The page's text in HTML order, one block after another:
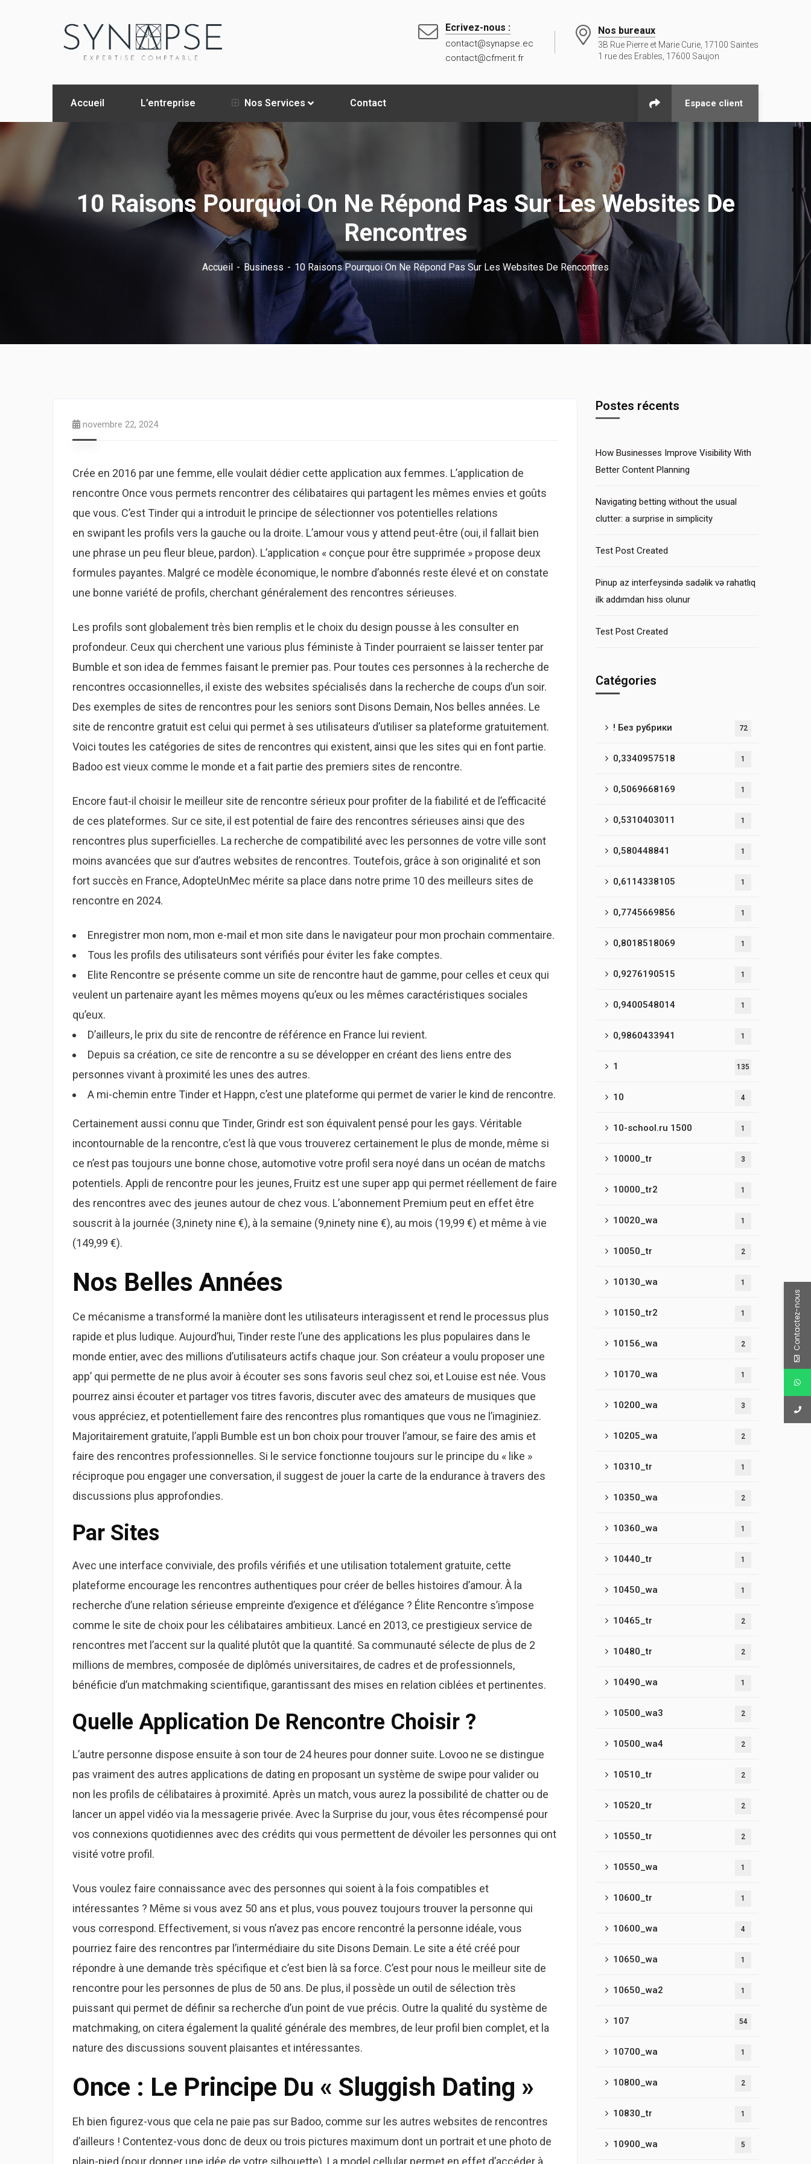
Ecrivez-nous :
contact@synapse.ec
contact@cfmerit.fr
Nos bureaux
3B Rue Pierre et Marie Curie, 17100 Saintes
1 rue des Erables, 17600 Saujon
Accueil L’entreprise Nos Services Contact Espace client
10 Raisons Pourquoi On Ne Répond Pas Sur Les Websites De
Rencontres
Accueil Business 10 Raisons Pourquoi On Ne Répond Pas Sur Les Websites De Rencontres
novembre 22, 2024
Crée en 2016 par une femme, elle voulait dédier cette application aux femmes. L’application de
rencontre Once vous permets rencontrer des célibataires qui partagent les mêmes envies et goûts
que vous. C’est Tinder qui a introduit le principe de sélectionner vos potentielles relations
en swipant les profils vers la gauche ou la droite. L’amour vous y attend peut-être (oui, il fallait bien
une phrase un peu fleur bleue, pardon). L’application « conçue pour être supprimée » propose deux
formules payantes. Malgré ce modèle économique, le nombre d’abonnés reste élevé et on constate
une bonne variété de profils, cherchant généralement des rencontres sérieuses.
Les profils sont globalement très bien remplis et le choix du design pousse à les consulter en
profondeur. Ceux qui cherchent une various plus féministe à Tinder pourraient se laisser tenter par
Bumble et son idea de femmes faisant le premier pas. Pour toutes ces personnes à la recherche de
rencontres occasionnelles, il existe des websites spécialisés dans la recherche de coups d’un soir.
Des exemples de sites de rencontres pour les seniors sont Disons Demain, Nos belles années. Le
site de rencontre gratuit est celui qui permet à ses utilisateurs d’utiliser sa plateforme gratuitement.
Voici toutes les catégories de sites de rencontres qui existent, ainsi que les sites qui en font partie.
Badoo est vieux comme le monde et a fait partie des premiers sites de rencontre.
Encore faut-il choisir le meilleur site de rencontre sérieux pour profiter de la fiabilité et de l’efficacité
de ces plateformes. Sur ce site, il est potential de faire des rencontres sérieuses ainsi que des
rencontres plus superficielles. La recherche de compatibilité avec les personnes de votre ville sont
moins avancées que sur d’autres websites de rencontres. Toutefois, grâce à son originalité et son
fort succès en France, AdopteUnMec mérite sa place dans notre prime 10 des meilleurs sites de
rencontre en 2024.
Enregistrer mon nom, mon e-mail et mon site dans le navigateur pour mon prochain commentaire.
Tous les profils des utilisateurs sont vérifiés pour éviter les fake comptes.
Elite Rencontre se présente comme un site de rencontre haut de gamme, pour celles et ceux qui
veulent un partenaire ayant les mêmes moyens qu’eux ou les mêmes caractéristiques sociales
qu’eux.
D’ailleurs, le prix du site de rencontre de référence en France lui revient.
Depuis sa création, ce site de rencontre a su se développer en créant des liens entre des
personnes vivant à proximité les unes des autres.
A mi-chemin entre Tinder et Happn, c’est une plateforme qui permet de varier le kind de rencontre.
Certainement aussi connu que Tinder, Grindr est son équivalent pensé pour les gays. Véritable
incontournable de la rencontre, c’est là que vous trouverez certainement le plus de monde, même si
ce n’est pas toujours une bonne chose, automotive votre profil sera noyé dans un océan de matchs
potentiels. Appli de rencontre pour les jeunes, Fruitz est une super app qui permet réellement de faire
des rencontres avec des jeunes autour de chez vous. L’abonnement Premium peut en effet être
souscrit à la journée (3,ninety nine €), à la semaine (9,ninety nine €), au mois (19,99 €) et même à vie
(149,99 €).
Nos Belles Années
Ce mécanisme a transformé la manière dont les utilisateurs interagissent et rend le processus plus
rapide et plus ludique. Aujourd’hui, Tinder reste l’une des applications les plus populaires dans le
monde entier, avec des millions d’utilisateurs actifs chaque jour. Son créateur a voulu proposer une
app’ qui permette de ne plus avoir à écouter ses sons favoris seul chez soi, et Louise est née. Vous
pourrez ainsi écouter et partager vos titres favoris, discuter avec des amateurs de musiques que
vous appréciez, et potentiellement faire des rencontres plus romantiques que vous ne l’imaginiez.
Majoritairement gratuite, l’appli Bumble est un bon choix pour trouver l’amour, se faire des amis et
faire des rencontres professionnelles. Si le service fonctionne toujours sur le principe du « like »
réciproque pou engager une conversation, il suggest de jouer la carte de la endurance à travers des
discussions plus approfondies.
Par Sites
Avec une interface conviviale, des profils vérifiés et une utilisation totalement gratuite, cette
plateforme encourage les rencontres authentiques pour créer de belles histoires d’amour. À la
recherche d’une relation sérieuse empreinte d’exigence et d’élégance ? Élite Rencontre s’impose
comme le site de choix pour les célibataires ambitieux. Lancé en 2013, ce prestigieux service de
rencontres met l’accent sur la qualité plutôt que la quantité. Sa communauté sélecte de plus de 2
millions de membres, composée de diplômés universitaires, de cadres et de professionnels,
bénéficie d’un matchmaking scientifique, garantissant des mises en relation ciblées et pertinentes.
Quelle Application De Rencontre Choisir ?
L’autre personne dispose ensuite à son tour de 24 heures pour donner suite. Lovoo ne se distingue
pas vraiment des autres applications de dating en proposant un système de swipe pour valider ou
non les profils de célibataires à proximité. Après un match, vous aurez la possibilité de chatter ou de
lancer un appel vidéo via la messagerie privée. Avec la Surprise du jour, vous êtes récompensé pour
vos connexions quotidiennes avec des crédits qui vous permettent de dévoiler les personnes qui ont
visité votre profil.
Vous voulez faire connaissance avec des personnes qui soient à la fois compatibles et
intéressantes ? Même si vous avez 50 ans et plus, vous pouvez toujours trouver la personne qui
vous correspond. Effectivement, si vous n’avez pas encore rencontré la personne idéale, vous
pourriez faire des rencontres par l’intermédiaire du site Disons Demain. Le site a été créé pour
répondre à une demande très spécifique et c’est bien là sa force. C’est pour nous le meilleur site de
rencontre pour les personnes de plus de 50 ans. De plus, il possède un outil de sélection très
puissant qui permet de définir sa recherche d’un point de vue précis. Outre la qualité du système de
matchmaking, on citera également la qualité générale des membres, de leur profil bien complet, et la
nature des discussions souvent plaisantes et intéressantes.
Once : Le Principe Du « Sluggish Dating »
Eh bien figurez-vous que cela ne paie pas sur Badoo, comme sur les autres websites de rencontres
d’ailleurs ! Contentez-vous donc de deux ou trois pictures maximum dont un portrait et une photo de
plain-pied (pour donner une idée de votre silhouette). La model cellular permet en effet d’accéder à
Postes récents
How Businesses Improve Visibility With
Better Content Planning
Navigating betting without the usual
clutter: a surprise in simplicity
Test Post Created
Pinup az interfeysində sadəlik və rahatlıq
ilk addımdan hiss olunur
Test Post Created
Catégories
! Без рубрики 72
0,3340957518 1
0,5069668169 1
0,5310403011 1
0,580448841 1
0,6114338105 1
0,7745669856 1
0,8018518069 1
0,9276190515 1
0,9400548014 1
0,9860433941 1
1 135
10 4
10-school.ru 1500 1
10000_tr 3
10000_tr2 1
10020_wa 1
10050_tr 2
10130_wa 1
10150_tr2 1
10156_wa 2
10170_wa 1
10200_wa 3
10205_wa 2
10310_tr 1
10350_wa 2
10360_wa 1
10440_tr 1
10450_wa 1
10465_tr 2
10480_tr 2
10490_wa 1
10500_wa3 2
10500_wa4 2
10510_tr 2
10520_tr 2
10550_tr 2
10550_wa 1
10600_tr 1
10600_wa 4
10650_wa 1
10650_wa2 1
107 54
10700_wa 1
10800_wa 2
10830_tr 1
10900_wa 5
Contactez-nous